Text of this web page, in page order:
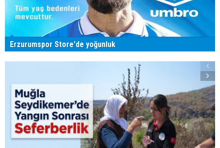
Erzurumspor Store'de yoğunluk